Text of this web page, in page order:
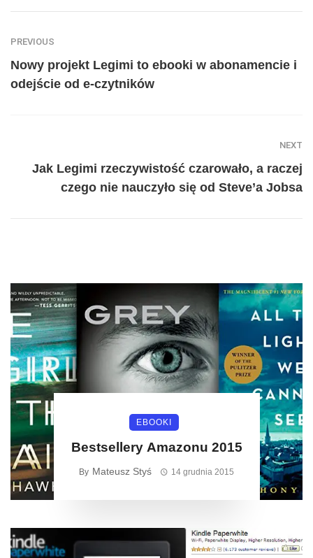
PREVIOUS
Nowy projekt Legimi to ebooki w abonamencie i
odejście od e-czytników
NEXT
Jak Legimi rzeczywistość czarowało, a raczej
czego nie nauczyło się od Steve’a Jobsa
EBOOKI
Bestsellery Amazonu 2015
By Mateusz Styś 14 grudnia 2015